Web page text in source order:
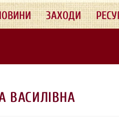
ЗАХОДИ
ВАСИЛІВНА